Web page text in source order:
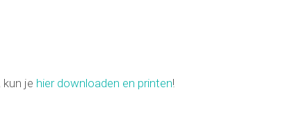
je hier downloaden en printen!